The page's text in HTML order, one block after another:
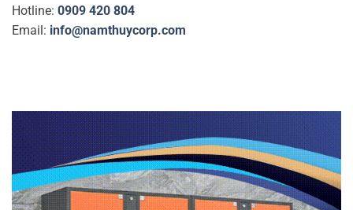
Hotline: 0909 420 804
Email: info@namthuycorp.com